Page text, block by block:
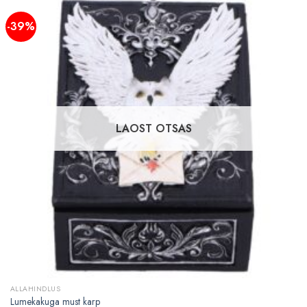
-39%
LAOST OTSAS
ALLAHINDLUS
Lumekakuga must karp